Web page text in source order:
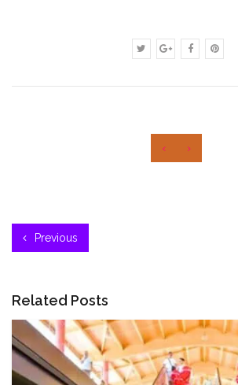
‹ ›
Previous
Related Posts